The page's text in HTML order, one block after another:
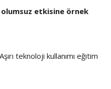
etkisine örnek
teknoloji kullanımı eğitim